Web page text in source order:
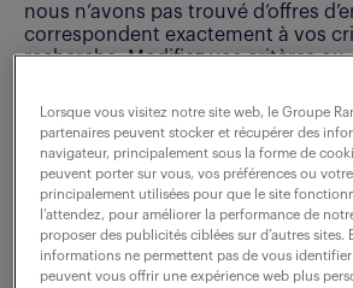
nous n’avons pas trouvé d’offres
correspondent exactement à vos
recherche. Modifiez vos critères ou
ne ratez
opportunité.
Lorsque vous visitez notre site web, le Groupe
partenaires peuvent stocker et récupérer des
navigateur, principalement sous la forme de
peuvent porter sur vous, vos préférences ou
principalement utilisées pour que le site
l’attendez, pour améliorer la performance de
proposer des publicités ciblées sur d’autres sites.
informations ne permettent pas de vous
peuvent vous offrir une expérience web plus